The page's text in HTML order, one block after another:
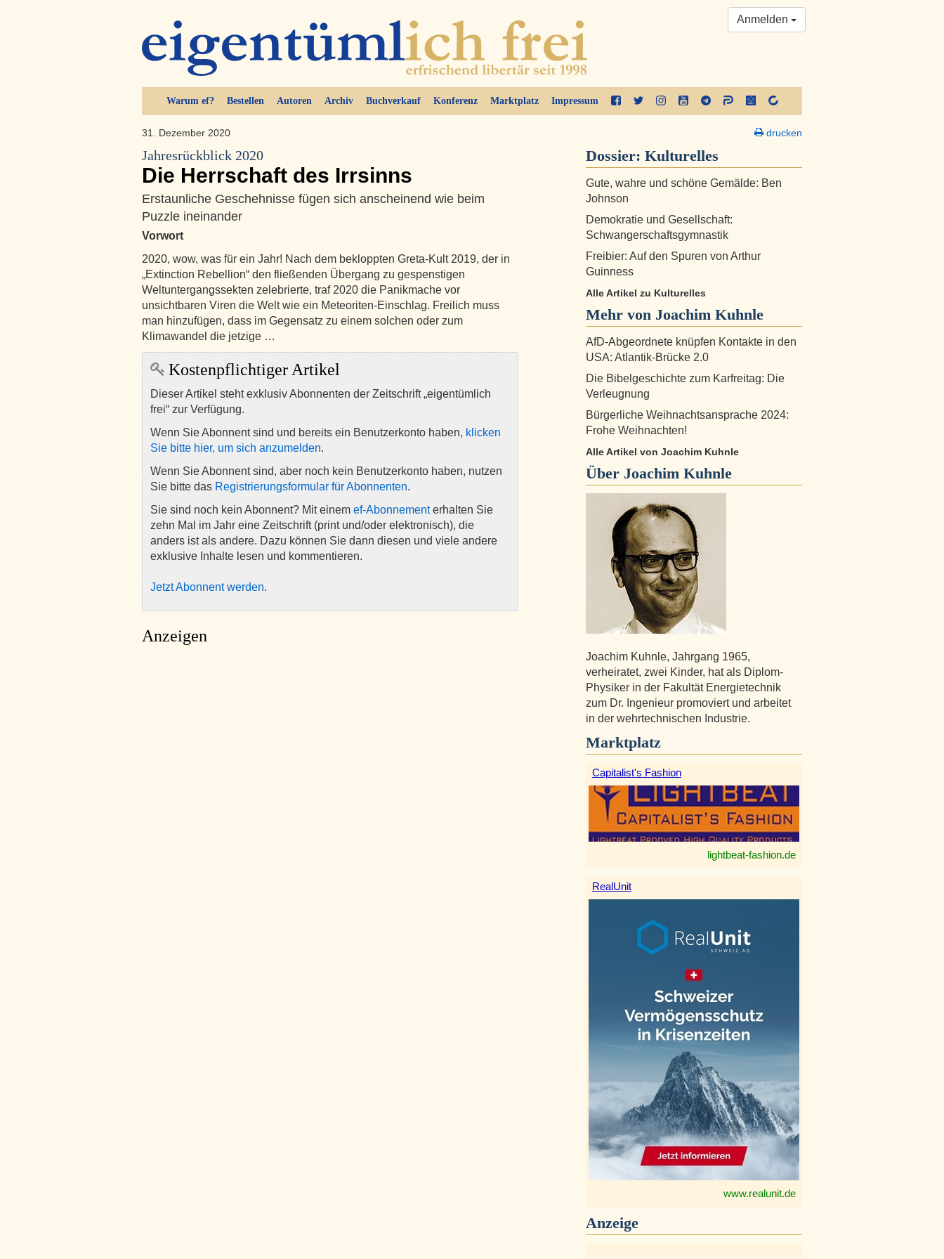
Warum ef? Bestellen Autoren Archiv Buchverkauf Konferenz Marktplatz Impressum
Anmelden
31. Dezember 2020
Jahresrückblick 2020
Die Herrschaft des Irrsinns
Erstaunliche Geschehnisse fügen sich anscheinend wie beim
Puzzle ineinander
Vorwort
2020, wow, was für ein Jahr! Nach dem bekloppten Greta-Kult 2019, der in
„Extinction Rebellion“ den fließenden Übergang zu gespenstigen
Weltuntergangssekten zelebrierte, traf 2020 die Panikmache vor
unsichtbaren Viren die Welt wie ein Meteoriten-Einschlag. Freilich muss
man hinzufügen, dass im Gegensatz zu einem solchen oder zum
Klimawandel die jetzige …
Kostenpflichtiger Artikel
Dieser Artikel steht exklusiv Abonnenten der Zeitschrift „eigentümlich
frei“ zur Verfügung.
Wenn Sie Abonnent sind und bereits ein Benutzerkonto haben, klicken
Sie bitte hier, um sich anzumelden.
Wenn Sie Abonnent sind, aber noch kein Benutzerkonto haben, nutzen
Sie bitte das Registrierungsformular für Abonnenten.
Sie sind noch kein Abonnent? Mit einem ef-Abonnementerhalten Sie
zehn Mal im Jahr eine Zeitschrift (print und/oder elektronisch), die
anders ist als andere. Dazu können Sie dann diesen und viele andere
exklusive Inhalte lesen und kommentieren.
Jetzt Abonnent werden.
Anzeigen
drucken
Dossier: Kulturelles
Gute, wahre und schöne Gemälde: Ben
Johnson
Demokratie und Gesellschaft:
Schwangerschaftsgymnastik
Freibier: Auf den Spuren von Arthur
Guinness
Alle Artikel zu Kulturelles
Mehr von Joachim Kuhnle
AfD-Abgeordnete knüpfen Kontakte in den
USA: Atlantik-Brücke 2.0
Die Bibelgeschichte zum Karfreitag: Die
Verleugnung
Bürgerliche Weihnachtsansprache 2024:
Frohe Weihnachten!
Alle Artikel von Joachim Kuhnle
Über Joachim Kuhnle
Joachim Kuhnle, Jahrgang 1965,
verheiratet, zwei Kinder, hat als Diplom-
Physiker in der Fakultät Energietechnik
zum Dr. Ingenieur promoviert und arbeitet
in der wehrtechnischen Industrie.
Marktplatz
Capitalist's Fashion
lightbeat-fashion.de
RealUnit
www.realunit.de
Anzeige